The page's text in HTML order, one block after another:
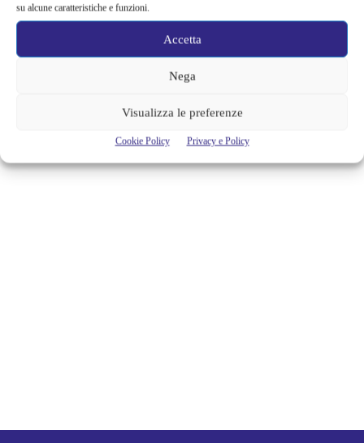
su alcune caratteristiche e funzioni.
Accetta
Nega
Visualizza le preferenze
Cookie Policy Privacy e Policy
Sony ferma i film sui personaggi di Spider-Man, nessun nuovo
progetto è in sviluppo: cosa resta dell’esperimento
Netflix saluta 16 titoli ad agosto 2026 | 3 serie e 13 film lasciano il
Netflix indaga sul lato oscuro del pollo fritto | Mo Gilligan affronta
84 pasti in 28 giorni: da guardare subito